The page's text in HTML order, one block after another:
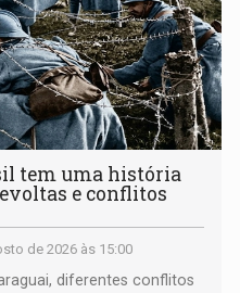
tem uma história
e conflitos
de 2026 às 15:00
diferentes conflitos